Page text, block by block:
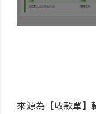
來源為【收款單】